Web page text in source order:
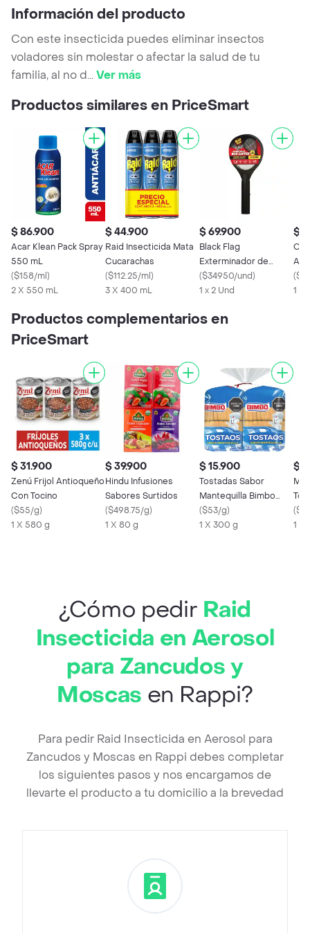
Información del producto
Con este insecticida puedes eliminar insectos
voladores sin molestar o afectar la salud de tu
familia, al no d...Ver más
Productos similares en PriceSmart
$ 86.900
Acar Klean Pack Spray
550 mL
($158/ml)
2 X 550 mL
$ 44.900
Raid Insecticida Mata
Cucarachas
($112.25/ml)
3 X 400 mL
$ 69.900
Black Flag
Exterminador de
Insectos
($34950/und)
1 x 2 Und
$
(
1 X
Productos complementarios en
PriceSmart
$ 31.900
Zenú Frijol Antioqueño
Con Tocino
($55/g)
1 X 580 g
$ 39.900
Hindu Infusiones
Sabores Surtidos
($498.75/g)
1 X 80 g
$ 15.900
Tostadas Sabor
Mantequilla Bimbo
Duopack 600 g
($53/g)
1 X 300 g
$
(
1 x
¿Cómo pedir Raid
Insecticida en Aerosol
para Zancudos y
Moscas en Rappi?
Para pedir Raid Insecticida en Aerosol para
Zancudos y Moscas en Rappi debes completar
los siguientes pasos y nos encargamos de
llevarte el producto a tu domicilio a la brevedad